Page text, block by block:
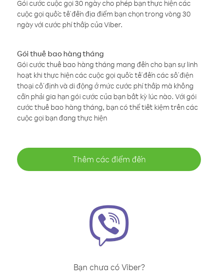
Gói cước cuộc gọi 30 ngày cho phép bạn thực hiện các
cuộc gọi quốc tế đến địa điểm bạn chọn trong vòng 30
ngày với cước phí thấp của Viber.
Gói thuê bao hàng tháng
Gói cước thuê bao hàng tháng mang đến cho bạn sự linh
hoạt khi thực hiện các cuộc gọi quốc tế đến các số điện
thoại cố định và di động ở mức cước phí thấp mà không
cần phải gia hạn gói cước của bạn bất kỳ lúc nào. Với gói
cước thuê bao hàng tháng, bạn có thể tiết kiệm trên các
cuộc gọi bạn đang thực hiện
Thêm các điểm đến
Bạn chưa có Viber?